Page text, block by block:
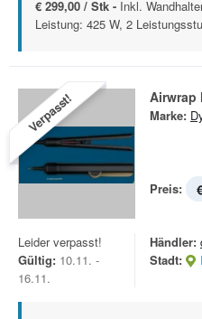
€ 299,00 / Stk - Inkl.
Leistung: 425 W, 2
Verpasst! Airwrap
Marke:
Preis:
Leider verpasst!
Gültig: 10.11. -
16.11.
Händler:
Stadt: